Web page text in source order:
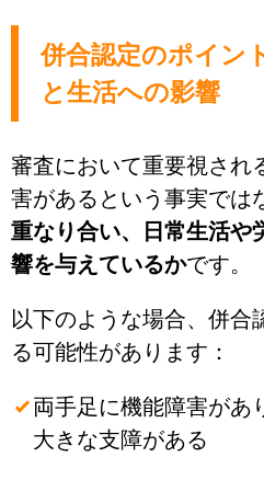
併合認定のポイン
と生活への影響
審査において重要視され
害があるという事実では
重なり合い、日常生活や
響を与えているかです。
以下のような場合、併合
る可能性があります：
両手足に機能障害があ
大きな支障がある